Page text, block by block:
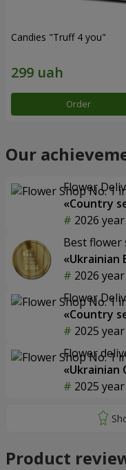
Candies "Truff 4 you"
Order
Our
Flower
«Country
2026 year
Best flower
«Ukrainian
2026 year
Flower
«Country
2025 year
Flower
«Ukrainian
2025 year
Product